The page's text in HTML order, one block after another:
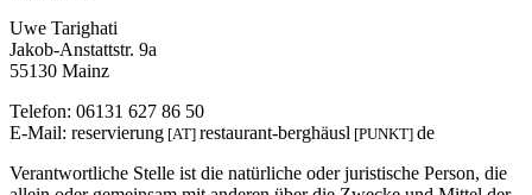
Uwe Tarighati
Jakob-Anstattstr. 9a
55130 Mainz
Telefon: 06131 627 86 50
E-Mail: reservierung [AT] restaurant-berghäusl [PUNKT] de
Verantwortliche Stelle ist die natürliche oder juristische Person, die